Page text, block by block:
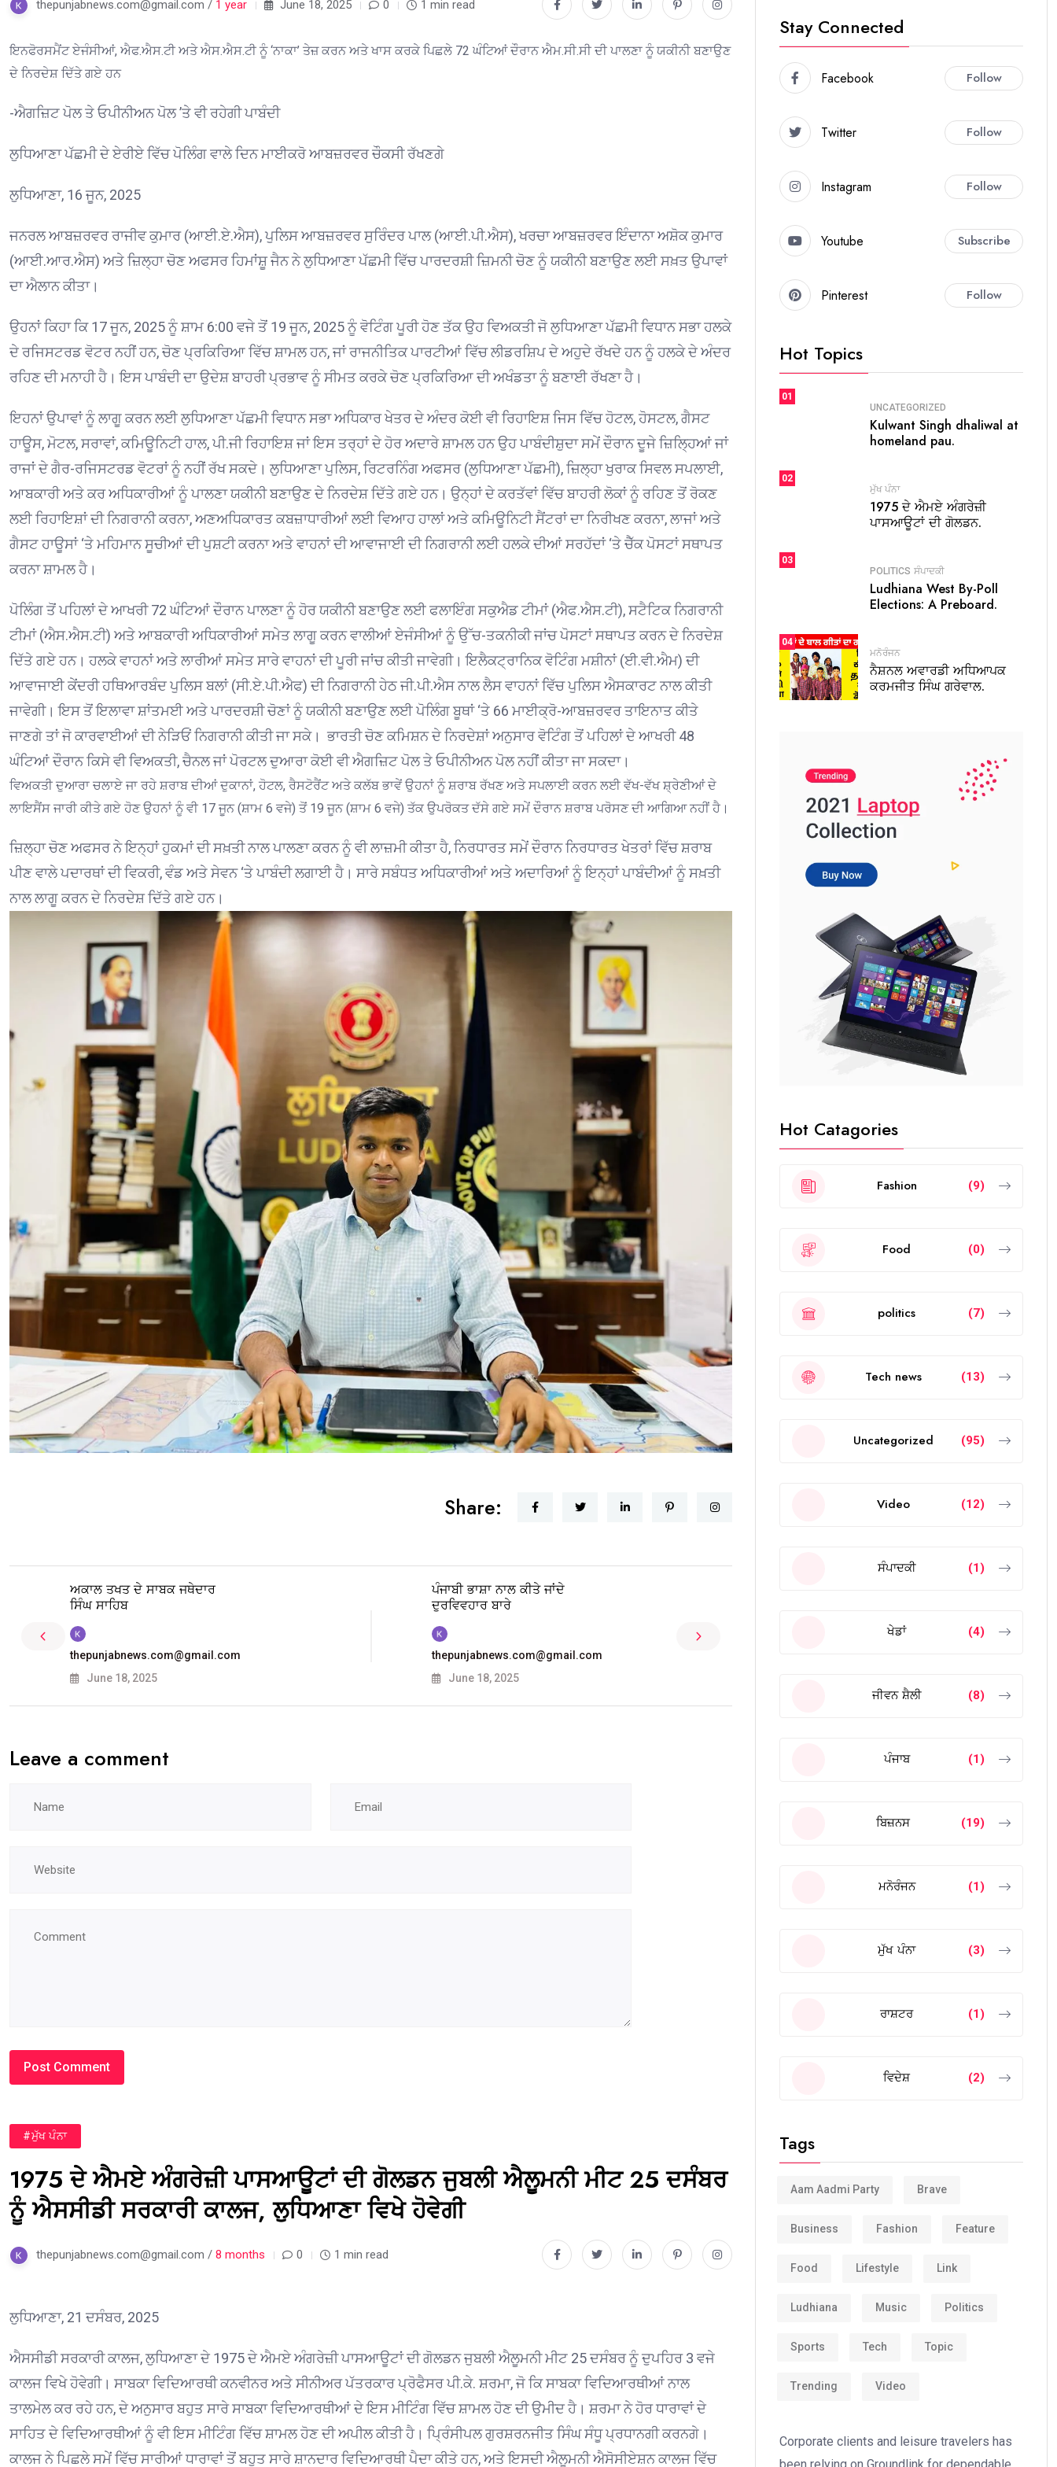
thepunjabnews.com@gmail.com / 1 year June 18, 2025 0 1 min read
ਇਨਫੋਰਸਮੈਂਟ ਏਜੰਸੀਆਂ, ਐਫ.ਐਸ.ਟੀ ਅਤੇ ਐਸ.ਐਸ.ਟੀ ਨੂੰ ‘ਨਾਕਾ’ ਤੇਜ਼ ਕਰਨ ਅਤੇ ਖਾਸ ਕਰਕੇ ਪਿਛਲੇ 72 ਘੰਟਿਆਂ ਦੌਰਾਨ ਐਮ.ਸੀ.ਸੀ ਦੀ ਪਾਲਣਾ ਨੂੰ ਯਕੀਨੀ ਬਣਾਉਣ
ਦੇ ਨਿਰਦੇਸ਼ ਦਿੱਤੇ ਗਏ ਹਨ
-ਐਗਜ਼ਿਟ ਪੋਲ ਤੇ ਓਪੀਨੀਅਨ ਪੋਲ ’ਤੇ ਵੀ ਰਹੇਗੀ ਪਾਬੰਦੀ
ਲੁਧਿਆਣਾ ਪੱਛਮੀ ਦੇ ਏਰੀਏ ਵਿੱਚ ਪੋਲਿੰਗ ਵਾਲੇ ਦਿਨ ਮਾਈਕਰੋ ਆਬਜ਼ਰਵਰ ਚੌਕਸੀ ਰੱਖਣਗੇ
ਲੁਧਿਆਣਾ, 16 ਜੂਨ, 2025
ਜਨਰਲ ਆਬਜ਼ਰਵਰ ਰਾਜੀਵ ਕੁਮਾਰ (ਆਈ.ਏ.ਐਸ), ਪੁਲਿਸ ਆਬਜ਼ਰਵਰ ਸੁਰਿੰਦਰ ਪਾਲ (ਆਈ.ਪੀ.ਐਸ), ਖਰਚਾ ਆਬਜ਼ਰਵਰ ਇੰਦਾਨਾ ਅਸ਼ੋਕ ਕੁਮਾਰ
(ਆਈ.ਆਰ.ਐਸ) ਅਤੇ ਜ਼ਿਲ੍ਹਾ ਚੋਣ ਅਫਸਰ ਹਿਮਾਂਸ਼ੂ ਜੈਨ ਨੇ ਲੁਧਿਆਣਾ ਪੱਛਮੀ ਵਿੱਚ ਪਾਰਦਰਸ਼ੀ ਜ਼ਿਮਨੀ ਚੋਣ ਨੂੰ ਯਕੀਨੀ ਬਣਾਉਣ ਲਈ ਸਖ਼ਤ ਉਪਾਵਾਂ
ਦਾ ਐਲਾਨ ਕੀਤਾ।
ਉਹਨਾਂ ਕਿਹਾ ਕਿ 17 ਜੂਨ, 2025 ਨੂੰ ਸ਼ਾਮ 6:00 ਵਜੇ ਤੋਂ 19 ਜੂਨ, 2025 ਨੂੰ ਵੋਟਿੰਗ ਪੂਰੀ ਹੋਣ ਤੱਕ ਉਹ ਵਿਅਕਤੀ ਜੋ ਲੁਧਿਆਣਾ ਪੱਛਮੀ ਵਿਧਾਨ ਸਭਾ ਹਲਕੇ
ਦੇ ਰਜਿਸਟਰਡ ਵੋਟਰ ਨਹੀਂ ਹਨ, ਚੋਣ ਪ੍ਰਕਿਰਿਆ ਵਿੱਚ ਸ਼ਾਮਲ ਹਨ, ਜਾਂ ਰਾਜਨੀਤਿਕ ਪਾਰਟੀਆਂ ਵਿੱਚ ਲੀਡਰਸ਼ਿਪ ਦੇ ਅਹੁਦੇ ਰੱਖਦੇ ਹਨ ਨੂੰ ਹਲਕੇ ਦੇ ਅੰਦਰ
ਰਹਿਣ ਦੀ ਮਨਾਹੀ ਹੈ। ਇਸ ਪਾਬੰਦੀ ਦਾ ਉਦੇਸ਼ ਬਾਹਰੀ ਪ੍ਰਭਾਵ ਨੂੰ ਸੀਮਤ ਕਰਕੇ ਚੋਣ ਪ੍ਰਕਿਰਿਆ ਦੀ ਅਖੰਡਤਾ ਨੂੰ ਬਣਾਈ ਰੱਖਣਾ ਹੈ।
ਇਹਨਾਂ ਉਪਾਵਾਂ ਨੂੰ ਲਾਗੂ ਕਰਨ ਲਈ ਲੁਧਿਆਣਾ ਪੱਛਮੀ ਵਿਧਾਨ ਸਭਾ ਅਧਿਕਾਰ ਖੇਤਰ ਦੇ ਅੰਦਰ ਕੋਈ ਵੀ ਰਿਹਾਇਸ਼ ਜਿਸ ਵਿੱਚ ਹੋਟਲ, ਹੋਸਟਲ, ਗੈਸਟ
ਹਾਊਸ, ਮੋਟਲ, ਸਰਾਵਾਂ, ਕਮਿਊਨਿਟੀ ਹਾਲ, ਪੀ.ਜੀ ਰਿਹਾਇਸ਼ ਜਾਂ ਇਸ ਤਰ੍ਹਾਂ ਦੇ ਹੋਰ ਅਦਾਰੇ ਸ਼ਾਮਲ ਹਨ ਉਹ ਪਾਬੰਦੀਸ਼ੁਦਾ ਸਮੇਂ ਦੌਰਾਨ ਦੂਜੇ ਜ਼ਿਲ੍ਹਿਆਂ ਜਾਂ
ਰਾਜਾਂ ਦੇ ਗੈਰ-ਰਜਿਸਟਰਡ ਵੋਟਰਾਂ ਨੂੰ ਨਹੀਂ ਰੱਖ ਸਕਦੇ। ਲੁਧਿਆਣਾ ਪੁਲਿਸ, ਰਿਟਰਨਿੰਗ ਅਫਸਰ (ਲੁਧਿਆਣਾ ਪੱਛਮੀ), ਜ਼ਿਲ੍ਹਾ ਖੁਰਾਕ ਸਿਵਲ ਸਪਲਾਈ,
ਆਬਕਾਰੀ ਅਤੇ ਕਰ ਅਧਿਕਾਰੀਆਂ ਨੂੰ ਪਾਲਣਾ ਯਕੀਨੀ ਬਣਾਉਣ ਦੇ ਨਿਰਦੇਸ਼ ਦਿੱਤੇ ਗਏ ਹਨ। ਉਨ੍ਹਾਂ ਦੇ ਕਰਤੱਵਾਂ ਵਿੱਚ ਬਾਹਰੀ ਲੋਕਾਂ ਨੂੰ ਰਹਿਣ ਤੋਂ ਰੋਕਣ
ਲਈ ਰਿਹਾਇਸ਼ਾਂ ਦੀ ਨਿਗਰਾਨੀ ਕਰਨਾ, ਅਣਅਧਿਕਾਰਤ ਕਬਜ਼ਾਧਾਰੀਆਂ ਲਈ ਵਿਆਹ ਹਾਲਾਂ ਅਤੇ ਕਮਿਊਨਿਟੀ ਸੈਂਟਰਾਂ ਦਾ ਨਿਰੀਖਣ ਕਰਨਾ, ਲਾਜਾਂ ਅਤੇ
ਗੈਸਟ ਹਾਊਸਾਂ ‘ਤੇ ਮਹਿਮਾਨ ਸੂਚੀਆਂ ਦੀ ਪੁਸ਼ਟੀ ਕਰਨਾ ਅਤੇ ਵਾਹਨਾਂ ਦੀ ਆਵਾਜਾਈ ਦੀ ਨਿਗਰਾਨੀ ਲਈ ਹਲਕੇ ਦੀਆਂ ਸਰਹੱਦਾਂ ‘ਤੇ ਚੈੱਕ ਪੋਸਟਾਂ ਸਥਾਪਤ
ਕਰਨਾ ਸ਼ਾਮਲ ਹੈ।
ਪੋਲਿੰਗ ਤੋਂ ਪਹਿਲਾਂ ਦੇ ਆਖਰੀ 72 ਘੰਟਿਆਂ ਦੌਰਾਨ ਪਾਲਣਾ ਨੂੰ ਹੋਰ ਯਕੀਨੀ ਬਣਾਉਣ ਲਈ ਫਲਾਇੰਗ ਸਕੁਐਡ ਟੀਮਾਂ (ਐਫ.ਐਸ.ਟੀ), ਸਟੈਟਿਕ ਨਿਗਰਾਨੀ
ਟੀਮਾਂ (ਐਸ.ਐਸ.ਟੀ) ਅਤੇ ਆਬਕਾਰੀ ਅਧਿਕਾਰੀਆਂ ਸਮੇਤ ਲਾਗੂ ਕਰਨ ਵਾਲੀਆਂ ਏਜੰਸੀਆਂ ਨੂੰ ਉੱਚ-ਤਕਨੀਕੀ ਜਾਂਚ ਪੋਸਟਾਂ ਸਥਾਪਤ ਕਰਨ ਦੇ ਨਿਰਦੇਸ਼
ਦਿੱਤੇ ਗਏ ਹਨ। ਹਲਕੇ ਵਾਹਨਾਂ ਅਤੇ ਲਾਰੀਆਂ ਸਮੇਤ ਸਾਰੇ ਵਾਹਨਾਂ ਦੀ ਪੂਰੀ ਜਾਂਚ ਕੀਤੀ ਜਾਵੇਗੀ। ਇਲੈਕਟ੍ਰਾਨਿਕ ਵੋਟਿੰਗ ਮਸ਼ੀਨਾਂ (ਈ.ਵੀ.ਐਮ) ਦੀ
ਆਵਾਜਾਈ ਕੇਂਦਰੀ ਹਥਿਆਰਬੰਦ ਪੁਲਿਸ ਬਲਾਂ (ਸੀ.ਏ.ਪੀ.ਐਫ) ਦੀ ਨਿਗਰਾਨੀ ਹੇਠ ਜੀ.ਪੀ.ਐਸ ਨਾਲ ਲੈਸ ਵਾਹਨਾਂ ਵਿੱਚ ਪੁਲਿਸ ਐਸਕਾਰਟ ਨਾਲ ਕੀਤੀ
ਜਾਵੇਗੀ। ਇਸ ਤੋਂ ਇਲਾਵਾ ਸ਼ਾਂਤਮਈ ਅਤੇ ਪਾਰਦਰਸ਼ੀ ਚੋਣਾਂ ਨੂੰ ਯਕੀਨੀ ਬਣਾਉਣ ਲਈ ਪੋਲਿੰਗ ਬੂਥਾਂ ‘ਤੇ 66 ਮਾਈਕ੍ਰੋ-ਆਬਜ਼ਰਵਰ ਤਾਇਨਾਤ ਕੀਤੇ
ਜਾਣਗੇ ਤਾਂ ਜੋ ਕਾਰਵਾਈਆਂ ਦੀ ਨੇੜਿਓਂ ਨਿਗਰਾਨੀ ਕੀਤੀ ਜਾ ਸਕੇ। ਭਾਰਤੀ ਚੋਣ ਕਮਿਸ਼ਨ ਦੇ ਨਿਰਦੇਸ਼ਾਂ ਅਨੁਸਾਰ ਵੋਟਿੰਗ ਤੋਂ ਪਹਿਲਾਂ ਦੇ ਆਖਰੀ 48
ਘੰਟਿਆਂ ਦੌਰਾਨ ਕਿਸੇ ਵੀ ਵਿਅਕਤੀ, ਚੈਨਲ ਜਾਂ ਪੋਰਟਲ ਦੁਆਰਾ ਕੋਈ ਵੀ ਐਗਜ਼ਿਟ ਪੋਲ ਤੇ ਓਪੀਨੀਅਨ ਪੋਲ ਨਹੀਂ ਕੀਤਾ ਜਾ ਸਕਦਾ।
ਵਿਅਕਤੀ ਦੁਆਰਾ ਚਲਾਏ ਜਾ ਰਹੇ ਸ਼ਰਾਬ ਦੀਆਂ ਦੁਕਾਨਾਂ, ਹੋਟਲ, ਰੈਸਟੋਰੈਂਟ ਅਤੇ ਕਲੱਬ ਭਾਵੇਂ ਉਹਨਾਂ ਨੂੰ ਸ਼ਰਾਬ ਰੱਖਣ ਅਤੇ ਸਪਲਾਈ ਕਰਨ ਲਈ ਵੱਖ-ਵੱਖ ਸ਼੍ਰੇਣੀਆਂ ਦੇ
ਲਾਇਸੈਂਸ ਜਾਰੀ ਕੀਤੇ ਗਏ ਹੋਣ ਉਹਨਾਂ ਨੂੰ ਵੀ 17 ਜੂਨ (ਸ਼ਾਮ 6 ਵਜੇ) ਤੋਂ 19 ਜੂਨ (ਸ਼ਾਮ 6 ਵਜੇ) ਤੱਕ ਉਪਰੋਕਤ ਦੱਸੇ ਗਏ ਸਮੇਂ ਦੌਰਾਨ ਸ਼ਰਾਬ ਪਰੋਸਣ ਦੀ ਆਗਿਆ ਨਹੀਂ ਹੈ।
ਜ਼ਿਲ੍ਹਾ ਚੋਣ ਅਫਸਰ ਨੇ ਇਨ੍ਹਾਂ ਹੁਕਮਾਂ ਦੀ ਸਖ਼ਤੀ ਨਾਲ ਪਾਲਣਾ ਕਰਨ ਨੂੰ ਵੀ ਲਾਜ਼ਮੀ ਕੀਤਾ ਹੈ, ਨਿਰਧਾਰਤ ਸਮੇਂ ਦੌਰਾਨ ਨਿਰਧਾਰਤ ਖੇਤਰਾਂ ਵਿੱਚ ਸ਼ਰਾਬ
ਪੀਣ ਵਾਲੇ ਪਦਾਰਥਾਂ ਦੀ ਵਿਕਰੀ, ਵੰਡ ਅਤੇ ਸੇਵਨ ‘ਤੇ ਪਾਬੰਦੀ ਲਗਾਈ ਹੈ। ਸਾਰੇ ਸਬੰਧਤ ਅਧਿਕਾਰੀਆਂ ਅਤੇ ਅਦਾਰਿਆਂ ਨੂੰ ਇਨ੍ਹਾਂ ਪਾਬੰਦੀਆਂ ਨੂੰ ਸਖ਼ਤੀ
ਨਾਲ ਲਾਗੂ ਕਰਨ ਦੇ ਨਿਰਦੇਸ਼ ਦਿੱਤੇ ਗਏ ਹਨ।
Share:
ਅਕਾਲ ਤਖਤ ਦੇ ਸਾਬਕ ਜਥੇਦਾਰ
ਸਿੰਘ ਸਾਹਿਬ
thepunjabnews.com@gmail.com
June 18, 2025
ਪੰਜਾਬੀ ਭਾਸ਼ਾ ਨਾਲ ਕੀਤੇ ਜਾਂਦੇ
ਦੁਰਵਿਵਹਾਰ ਬਾਰੇ
thepunjabnews.com@gmail.com
June 18, 2025
Leave a comment
#ਮੁੱਖ ਪੰਨਾ
1975 ਦੇ ਐਮਏ ਅੰਗਰੇਜ਼ੀ ਪਾਸਆਊਟਾਂ ਦੀ ਗੋਲਡਨ ਜੁਬਲੀ ਐਲੂਮਨੀ ਮੀਟ 25 ਦਸੰਬਰ
ਨੂੰ ਐਸਸੀਡੀ ਸਰਕਾਰੀ ਕਾਲਜ, ਲੁਧਿਆਣਾ ਵਿਖੇ ਹੋਵੇਗੀ
thepunjabnews.com@gmail.com / 8 months 0 1 min read
ਲੁਧਿਆਣਾ, 21 ਦਸੰਬਰ, 2025
ਐਸਸੀਡੀ ਸਰਕਾਰੀ ਕਾਲਜ, ਲੁਧਿਆਣਾ ਦੇ 1975 ਦੇ ਐਮਏ ਅੰਗਰੇਜ਼ੀ ਪਾਸਆਊਟਾਂ ਦੀ ਗੋਲਡਨ ਜੁਬਲੀ ਐਲੂਮਨੀ ਮੀਟ 25 ਦਸੰਬਰ ਨੂੰ ਦੁਪਹਿਰ 3 ਵਜੇ
ਕਾਲਜ ਵਿਖੇ ਹੋਵੇਗੀ। ਸਾਬਕਾ ਵਿਦਿਆਰਥੀ ਕਨਵੀਨਰ ਅਤੇ ਸੀਨੀਅਰ ਪੱਤਰਕਾਰ ਪ੍ਰੋਫੈਸਰ ਪੀ.ਕੇ. ਸ਼ਰਮਾ, ਜੋ ਕਿ ਸਾਬਕਾ ਵਿਦਿਆਰਥੀਆਂ ਨਾਲ
ਤਾਲਮੇਲ ਕਰ ਰਹੇ ਹਨ, ਦੇ ਅਨੁਸਾਰ ਬਹੁਤ ਸਾਰੇ ਸਾਬਕਾ ਵਿਦਿਆਰਥੀਆਂ ਦੇ ਇਸ ਮੀਟਿੰਗ ਵਿੱਚ ਸ਼ਾਮਲ ਹੋਣ ਦੀ ਉਮੀਦ ਹੈ। ਸ਼ਰਮਾ ਨੇ ਹੋਰ ਧਾਰਾਵਾਂ ਦੇ
ਸਾਹਿਤ ਦੇ ਵਿਦਿਆਰਥੀਆਂ ਨੂੰ ਵੀ ਇਸ ਮੀਟਿੰਗ ਵਿੱਚ ਸ਼ਾਮਲ ਹੋਣ ਦੀ ਅਪੀਲ ਕੀਤੀ ਹੈ। ਪ੍ਰਿੰਸੀਪਲ ਗੁਰਸ਼ਰਨਜੀਤ ਸਿੰਘ ਸੰਧੂ ਪ੍ਰਧਾਨਗੀ ਕਰਨਗੇ।
ਕਾਲਜ ਨੇ ਪਿਛਲੇ ਸਮੇਂ ਵਿੱਚ ਸਾਰੀਆਂ ਧਾਰਾਵਾਂ ਤੋਂ ਬਹੁਤ ਸਾਰੇ ਸ਼ਾਨਦਾਰ ਵਿਦਿਆਰਥੀ ਪੈਦਾ ਕੀਤੇ ਹਨ, ਅਤੇ ਇਸਦੀ ਐਲੂਮਨੀ ਐਸੋਸੀਏਸ਼ਨ ਕਾਲਜ ਵਿੱਚ
Stay Connected
Facebook Follow
Twitter Follow
Instagram Follow
Youtube Subscribe
Pinterest Follow
Hot Topics
01
UNCATEGORIZED
Kulwant Singh dhaliwal at
homeland pau.
02
ਮੁੱਖ ਪੰਨਾ
1975 ਦੇ ਐਮਏ ਅੰਗਰੇਜ਼ੀ
ਪਾਸਆਊਟਾਂ ਦੀ ਗੋਲਡਨ.
03
POLITICS ਸੰਪਾਦਕੀ
Ludhiana West By-Poll
Elections: A Preboard.
04
ਮਨੋਰੰਜਨ
ਨੈਸ਼ਨਲ ਅਵਾਰਡੀ ਅਧਿਆਪਕ
ਕਰਮਜੀਤ ਸਿੰਘ ਗਰੇਵਾਲ.
Hot Catagories
Fashion (9)
Food (0)
politics (7)
Tech news (13)
Uncategorized (95)
Video (12)
ਸੰਪਾਦਕੀ (1)
ਖੇਡਾਂ (4)
ਜੀਵਨ ਸ਼ੈਲੀ (8)
ਪੰਜਾਬ (1)
ਬਿਜ਼ਨਸ (19)
ਮਨੋਰੰਜਨ (1)
ਮੁੱਖ ਪੰਨਾ (3)
ਰਾਸ਼ਟਰ (1)
ਵਿਦੇਸ਼ (2)
Tags
Aam Aadmi Party Brave
Business Fashion Feature
Food Lifestyle Link
Ludhiana Music Politics
Sports Tech Topic
Trending Video
Corporate clients and leisure travelers has
been relying on Groundlink for dependable